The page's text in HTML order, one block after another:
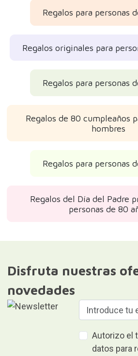
Regalos para personas
Regalos originales para
Regalos para personas
Regalos de 80 cumpleaños
hombres
Regalos para personas
Regalos del Día del Padre
personas de 80
Disfruta nuestras
novedades
Autorizo el
datos para